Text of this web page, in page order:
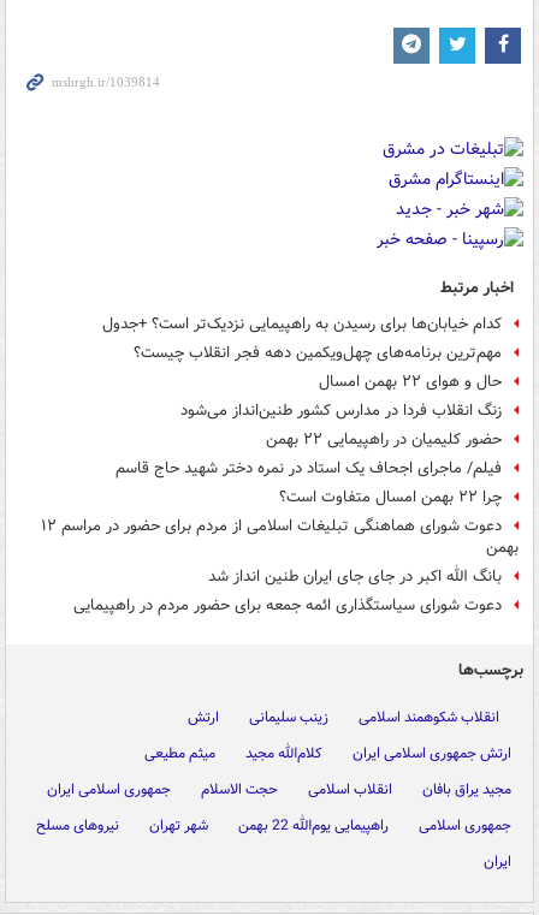
اخبار مرتبط
کدام خیابان‌ها برای رسیدن به راهپیمایی نزدیک‌تر است؟ +جدول
مهم‌ترین برنامه‌های چهل‌ویکمین دهه فجر انقلاب چیست؟
حال و هوای ۲۲ بهمن امسال
زنگ انقلاب فردا در مدارس کشور طنین‌انداز می‌شود
حضور کلیمیان در راهپیمایی ۲۲ بهمن
فیلم/ ماجرای اجحاف یک استاد در نمره دختر شهید حاج قاسم
چرا ۲۲ بهمن امسال متفاوت است؟
دعوت شورای هماهنگی تبلیغات اسلامی از مردم برای حضور در مراسم ۱۲
بهمن
بانگ الله اکبر در جای جای ایران طنین انداز شد
دعوت شورای سیاستگذاری ائمه جمعه برای حضور مردم در راهپیمایی
برچسب‌ها
انقلاب شکوهمند اسلامی زینب سلیمانی
ارتش
ارتش جمهوری اسلامی ایران
کلام‌الله مجید
میثم مطیعی
مجید یراق بافان
انقلاب اسلامی حجت الاسلام
جمهوری اسلامی ایران
جمهوری اسلامی
راهپیمایی یوم‌الله 22 بهمن شهر تهران
نیروهای مسلح
ایران